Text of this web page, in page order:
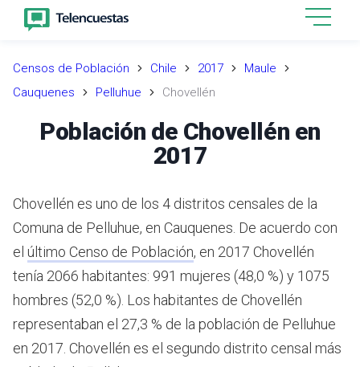
Censos de Población Chile 2017
Maule
Cauquenes
Pelluhue Chovellén
Población de Chovellén en
2017
Chovellén es uno de los 4 distritos censales de la
Comuna de Pelluhue, en Cauquenes. De acuerdo con
el último Censo de Población, en 2017 Chovellén
tenía 2066 habitantes: 991 mujeres (48,0 %) y 1075
hombres (52,0 %). Los habitantes de Chovellén
representaban el 27,3 % de la población de Pelluhue
en 2017. Chovellén es el segundo distrito censal más